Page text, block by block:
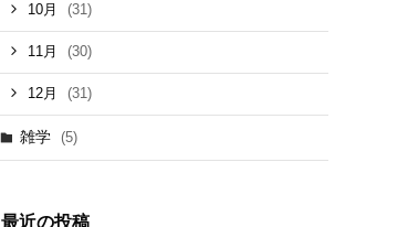
10月 (31)
11月 (30)
12月 (31)
雑学 (5)
最近の投稿